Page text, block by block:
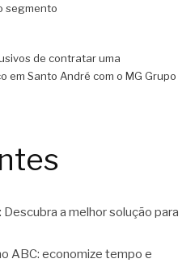
segmento
de contratar uma
em Santo André com o MG Grupo
a melhor solução para
ABC: economize tempo e